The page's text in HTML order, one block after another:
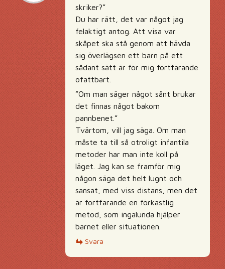
skriker?”
Du har rätt, det var något jag
felaktigt antog. Att visa var
skåpet ska stå genom att hävda
sig överlägsen ett barn på ett
sådant sätt är för mig fortfarande
ofattbart.
”Om man säger något sånt brukar
det finnas något bakom
pannbenet.”
Tvärtom, vill jag säga. Om man
måste ta till så otroligt infantila
metoder har man inte koll på
läget. Jag kan se framför mig
någon säga det helt lugnt och
sansat, med viss distans, men det
är fortfarande en förkastlig
metod, som ingalunda hjälper
barnet eller situationen.
Svara